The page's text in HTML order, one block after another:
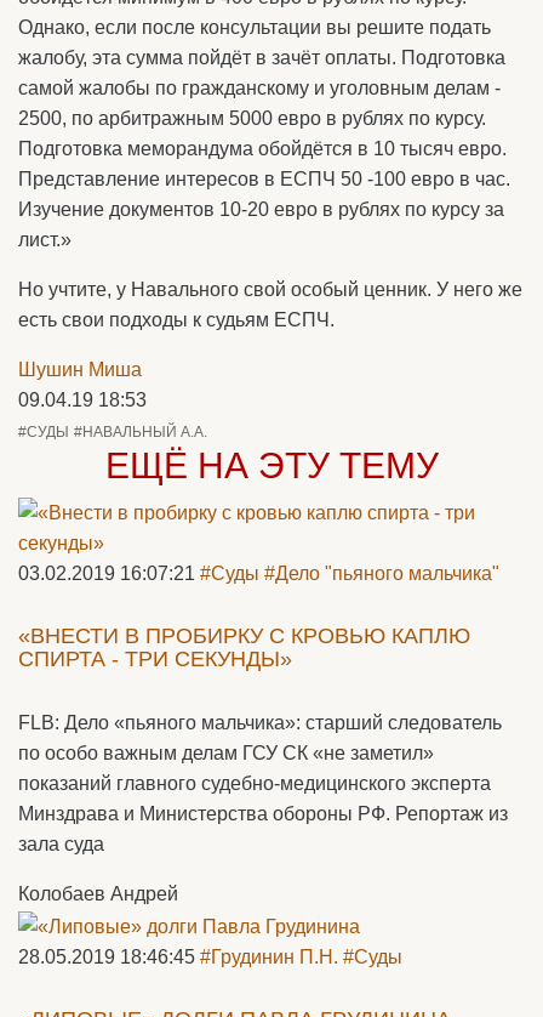
Однако, если после консультации вы решите подать
жалобу, эта сумма пойдёт в зачёт оплаты. Подготовка
самой жалобы по гражданскому и уголовным делам -
2500, по арбитражным 5000 евро в рублях по курсу.
Подготовка меморандума обойдётся в 10 тысяч евро.
Представление интересов в ЕСПЧ 50 -100 евро в час.
Изучение документов 10-20 евро в рублях по курсу за
лист.»
Но учтите, у Навального свой особый ценник. У него же
есть свои подходы к судьям ЕСПЧ.
Шушин Миша
09.04.19 18:53
#СУДЫ #НАВАЛЬНЫЙ А.А.
ЕЩЁ НА ЭТУ ТЕМУ
03.02.2019 16:07:21 #Суды #Дело "пьяного мальчика"
«ВНЕСТИ В ПРОБИРКУ С КРОВЬЮ КАПЛЮ
СПИРТА - ТРИ СЕКУНДЫ»
FLB: Дело «пьяного мальчика»: старший следователь
по особо важным делам ГСУ СК «не заметил»
показаний главного судебно-медицинского эксперта
Минздрава и Министерства обороны РФ. Репортаж из
зала суда
Колобаев Андрей
28.05.2019 18:46:45 #Грудинин П.Н. #Суды